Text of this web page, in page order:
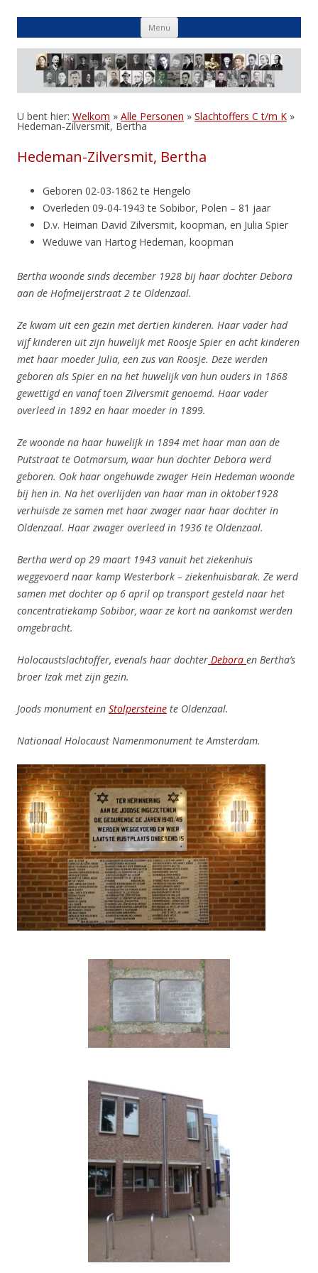
Menu Skip
content
U bent hier: Welkom » Alle Personen » Slachtoffers C t/m K »
Hedeman-Zilversmit, Bertha
Hedeman-Zilversmit, Bertha
Geboren 02-03-1862 te Hengelo
Overleden 09-04-1943 te Sobibor, Polen – 81 jaar
D.v. Heiman David Zilversmit, koopman, en Julia Spier
Weduwe van Hartog Hedeman, koopman
Bertha woonde sinds december 1928 bij haar dochter Debora
aan de Hofmeijerstraat 2 te Oldenzaal.
Ze kwam uit een gezin met dertien kinderen. Haar vader had
vijf kinderen uit zijn huwelijk met Roosje Spier en acht kinderen
met haar moeder Julia, een zus van Roosje. Deze werden
geboren als Spier en na het huwelijk van hun ouders in 1868
gewettigd en vanaf toen Zilversmit genoemd. Haar vader
overleed in 1892 en haar moeder in 1899.
Ze woonde na haar huwelijk in 1894 met haar man aan de
Putstraat te Ootmarsum, waar hun dochter Debora werd
geboren. Ook haar ongehuwde zwager Hein Hedeman woonde
bij hen in. Na het overlijden van haar man in oktober1928
verhuisde ze samen met haar zwager naar haar dochter in
Oldenzaal. Haar zwager overleed in 1936 te Oldenzaal.
Bertha werd op 29 maart 1943 vanuit het ziekenhuis
weggevoerd naar kamp Westerbork – ziekenhuisbarak. Ze werd
samen met dochter op 6 april op transport gesteld naar het
concentratiekamp Sobibor, waar ze kort na aankomst werden
omgebracht.
Holocaustslachtoffer, evenals haar dochter Debora en Bertha’s
broer Izak met zijn gezin.
Joods monument en Stolpersteine te Oldenzaal.
Nationaal Holocaust Namenmonument te Amsterdam.